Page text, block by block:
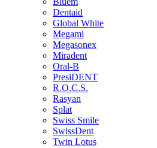
Dentaid
Global White
Megami
Megasonex
Miradent
Oral-B
PresiDENT
R.O.C.S.
Rasyan
Splat
Swiss Smile
SwissDent
Twin Lotus